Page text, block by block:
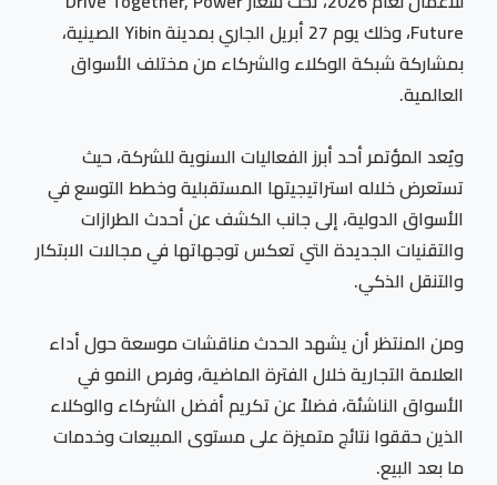
Future، وذلك يوم 27 أبريل الجاري بمدينة Yibin الصينية،
بمشاركة شبكة الوكلاء والشركاء من مختلف الأسواق
العالمية.
ويُعد المؤتمر أحد أبرز الفعاليات السنوية للشركة، حيث
تستعرض خلاله استراتيجيتها المستقبلية وخطط التوسع في
الأسواق الدولية، إلى جانب الكشف عن أحدث الطرازات
والتقنيات الجديدة التي تعكس توجهاتها في مجالات الابتكار
والتنقل الذكي.
ومن المنتظر أن يشهد الحدث مناقشات موسعة حول أداء
العلامة التجارية خلال الفترة الماضية، وفرص النمو في
الأسواق الناشئة، فضلاً عن تكريم أفضل الشركاء والوكلاء
الذين حققوا نتائج متميزة على مستوى المبيعات وخدمات
ما بعد البيع.